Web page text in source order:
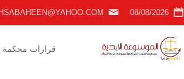
08/08/2026
قرارات محكمة